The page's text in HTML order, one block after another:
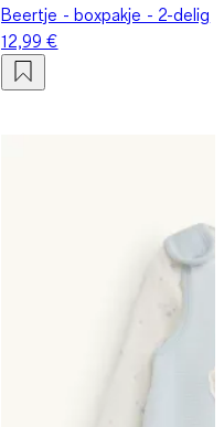
Beertje - boxpakje - 2-delig
12,99 €